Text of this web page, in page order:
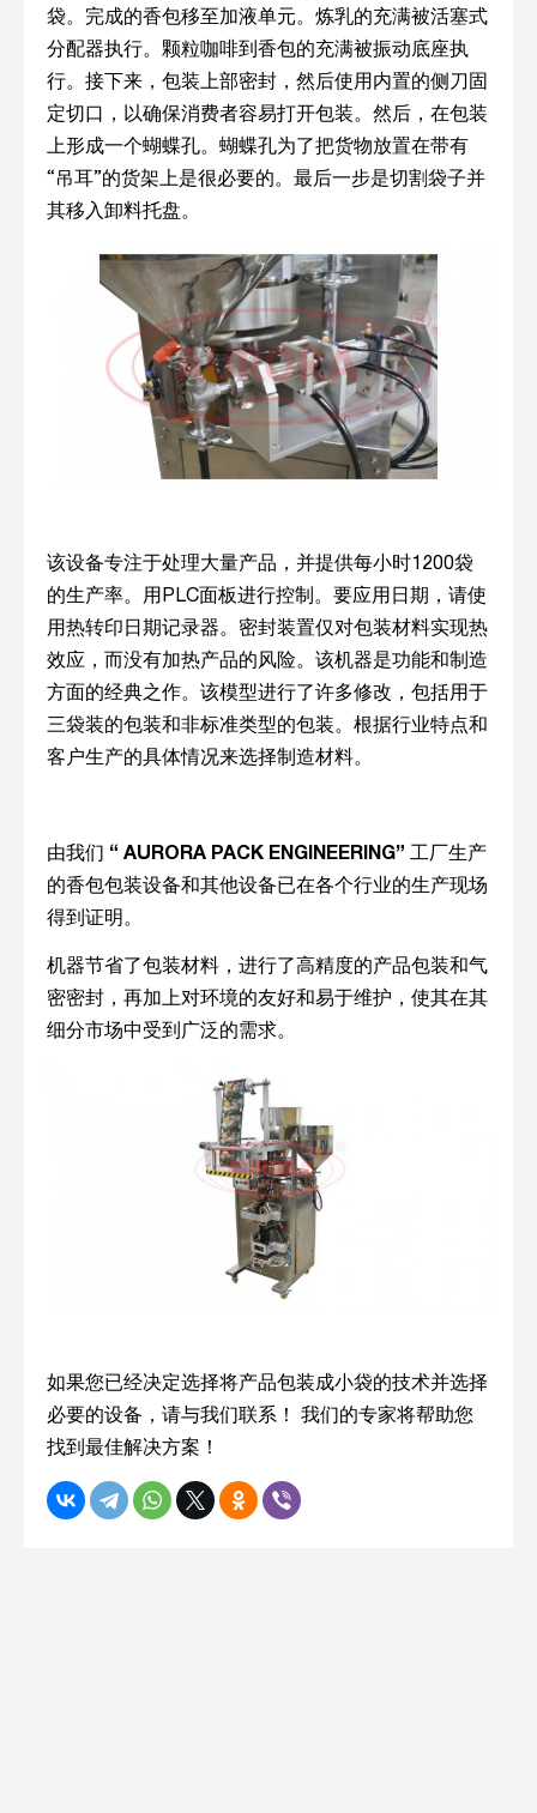
袋。完成的香包移至加液单元。炼乳的充满被活塞式
分配器执行。颗粒咖啡到香包的充满被振动底座执
行。接下来，包装上部密封，然后使用内置的侧刀固
定切口，以确保消费者容易打开包装。然后，在包装
上形成一个蝴蝶孔。蝴蝶孔为了把货物放置在带有
“吊耳”的货架上是很必要的。最后一步是切割袋子并
其移入卸料托盘。
该设备专注于处理大量产品，并提供每小时1200袋
的生产率。用PLC面板进行控制。要应用日期，请使
用热转印日期记录器。密封装置仅对包装材料实现热
效应，而没有加热产品的风险。该机器是功能和制造
方面的经典之作。该模型进行了许多修改，包括用于
三袋装的包装和非标准类型的包装。根据行业特点和
客户生产的具体情况来选择制造材料。
由我们 “ AURORA PACK ENGINEERING” 工厂生产
的香包包装设备和其他设备已在各个行业的生产现场
得到证明。
机器节省了包装材料，进行了高精度的产品包装和气
密密封，再加上对环境的友好和易于维护，使其在其
细分市场中受到广泛的需求。
如果您已经决定选择将产品包装成小袋的技术并选择
必要的设备，请与我们联系！ 我们的专家将帮助您
找到最佳解决方案！